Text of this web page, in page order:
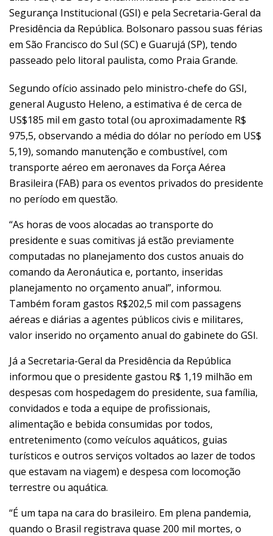
Segurança Institucional (GSI) e pela Secretaria-Geral da
Presidência da República. Bolsonaro passou suas férias
em São Francisco do Sul (SC) e Guarujá (SP), tendo
passeado pelo litoral paulista, como Praia Grande.
Segundo ofício assinado pelo ministro-chefe do GSI,
general Augusto Heleno, a estimativa é de cerca de
US$185 mil em gasto total (ou aproximadamente R$
975,5, observando a média do dólar no período em US$
5,19), somando manutenção e combustível, com
transporte aéreo em aeronaves da Força Aérea
Brasileira (FAB) para os eventos privados do presidente
no período em questão.
“As horas de voos alocadas ao transporte do
presidente e suas comitivas já estão previamente
computadas no planejamento dos custos anuais do
comando da Aeronáutica e, portanto, inseridas
planejamento no orçamento anual”, informou.
Também foram gastos R$202,5 mil com passagens
aéreas e diárias a agentes públicos civis e militares,
valor inserido no orçamento anual do gabinete do GSI.
Já a Secretaria-Geral da Presidência da República
informou que o presidente gastou R$ 1,19 milhão em
despesas com hospedagem do presidente, sua família,
convidados e toda a equipe de profissionais,
alimentação e bebida consumidas por todos,
entretenimento (como veículos aquáticos, guias
turísticos e outros serviços voltados ao lazer de todos
que estavam na viagem) e despesa com locomoção
terrestre ou aquática.
“É um tapa na cara do brasileiro. Em plena pandemia,
quando o Brasil registrava quase 200 mil mortes, o